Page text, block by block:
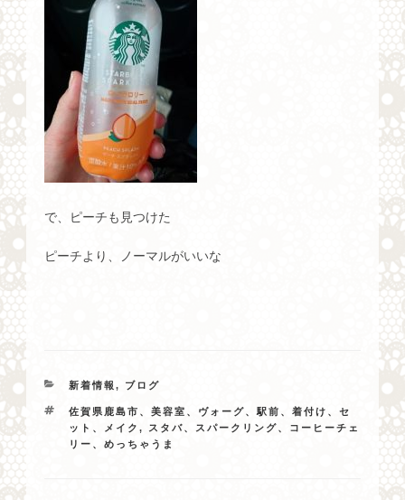
で、ピーチも見つけた
ピーチより、ノーマルがいいな
カ
ゴ
リ
ー
新着情報, ブログ
タ
グ
佐賀県鹿島市、美容室、ヴォーグ、駅前、着付け、セ
ット、メイク, スタバ、スパークリング、コーヒーチェ
リー、めっちゃうま